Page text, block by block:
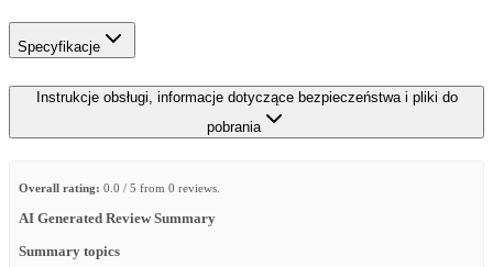
Specyfikacje
Instrukcje obsługi, informacje dotyczące bezpieczeństwa i pliki do
pobrania
Overall rating: 0.0 / 5 from 0 reviews.
AI Generated Review Summary
Summary topics